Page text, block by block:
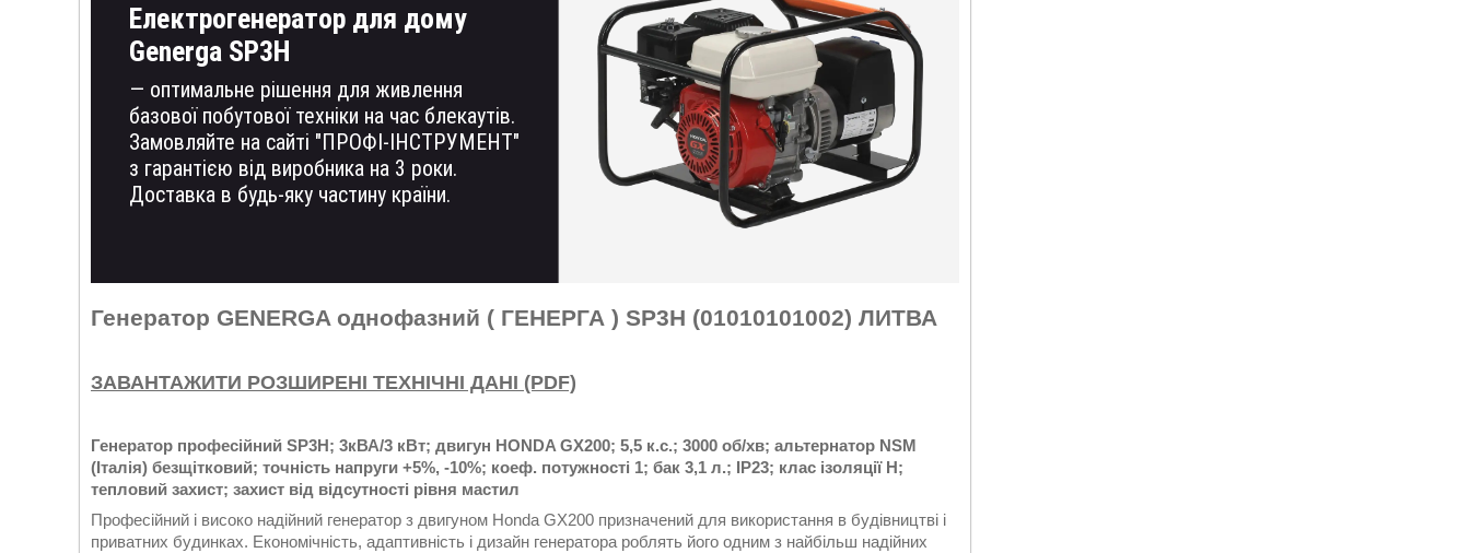
Електрогенератор для дому
Generga SP3H
— оптимальне рішення для живлення
базової побутової техніки на час блекаутів.
Замовляйте на сайті "ПРОФІ-ІНСТРУМЕНТ"
з гарантією від виробника на 3 роки.
Доставка в будь-яку частину країни.
Генератор GENERGA однофазний ( ГЕНЕРГА ) SP3H (01010101002) ЛИТВА
ЗАВАНТАЖИТИ РОЗШИРЕНІ ТЕХНІЧНІ ДАНІ (PDF)
Генератор професійний SP3H; 3кВА/3 кВт; двигун HONDA GX200; 5,5 к.с.; 3000 об/хв; альтернатор NSM
(Італія) безщітковий; точність напруги +5%, -10%; коеф. потужності 1; бак 3,1 л.; IP23; клас ізоляції H;
тепловий захист; захист від відсутності рівня мастил
Професійний і високо надійний генератор з двигуном Honda GX200 призначений для використання в будівництві і
приватних будинках. Економічність, адаптивність і дизайн генератора роблять його одним з найбільш надійних